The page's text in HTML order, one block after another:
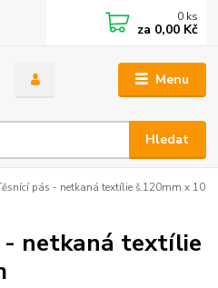
Menu
Hledat
0 ks
za 0,00 Kč
pás - netkaná textílie š.120mm x 10
- netkaná textílie